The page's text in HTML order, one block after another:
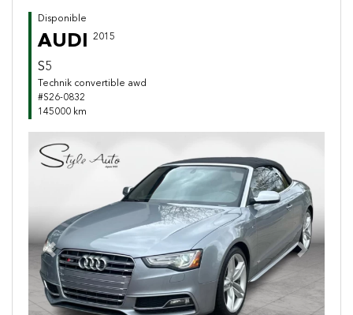
Disponible
AUDI 2015
S5
Technik convertible awd
#S26-0832
145000 km
Previous Next